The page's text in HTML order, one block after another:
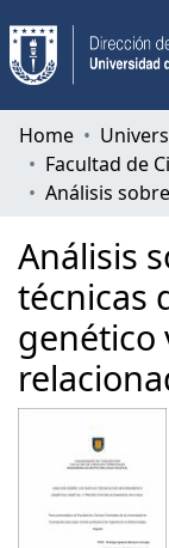
Communities &
All of DSpace
Home
Análisis
técnicas
genético